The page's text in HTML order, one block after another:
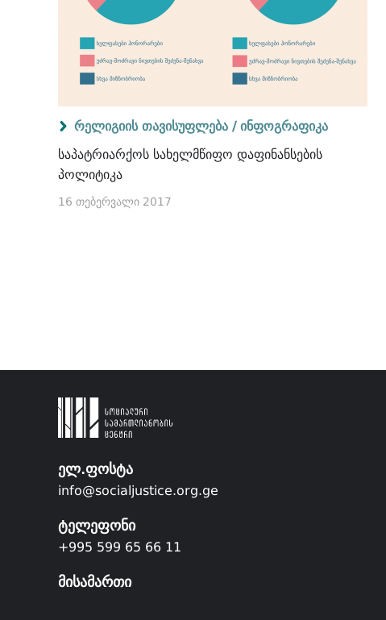
რელიგიის თავისუფლება / ინფოგრაფიკა
საპატრიარქოს სახელმწიფო დაფინანსების
პოლიტიკა
16 თებერვალი 2017
ელ.ფოსტა
info@socialjustice.org.ge
ტელეფონი
+995 599 65 66 11
მისამართი